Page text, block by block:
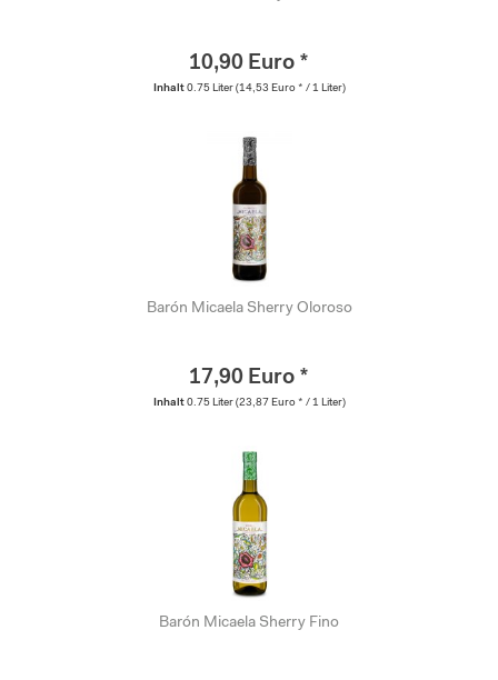
10,90 Euro *
Inhalt 0.75 Liter (14,53 Euro * / 1 Liter)
Barón Micaela Sherry Oloroso
17,90 Euro *
Inhalt 0.75 Liter (23,87 Euro * / 1 Liter)
Barón Micaela Sherry Fino